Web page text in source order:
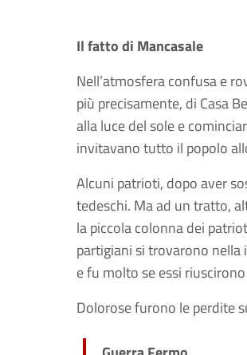
Il fatto di Mancasale
Nell’atmosfera confusa e
più precisamente, di Casa
alla luce del sole e
invitavano tutto il popolo
Alcuni patrioti, dopo aver
tedeschi. Ma ad un tratto,
la piccola colonna dei
partigiani si trovarono nella
e fu molto se essi
Dolorose furono le perdite